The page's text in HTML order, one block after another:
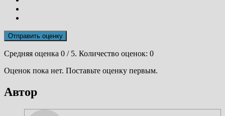
Отправить оценку
Средняя оценка 0 / 5. Количество оценок: 0
Оценок пока нет. Поставьте оценку первым.
Автор